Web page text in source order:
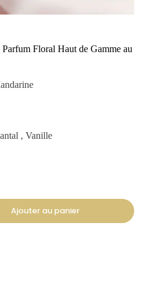
Floral Haut de Gamme au
, Vanille
Ajouter au panier